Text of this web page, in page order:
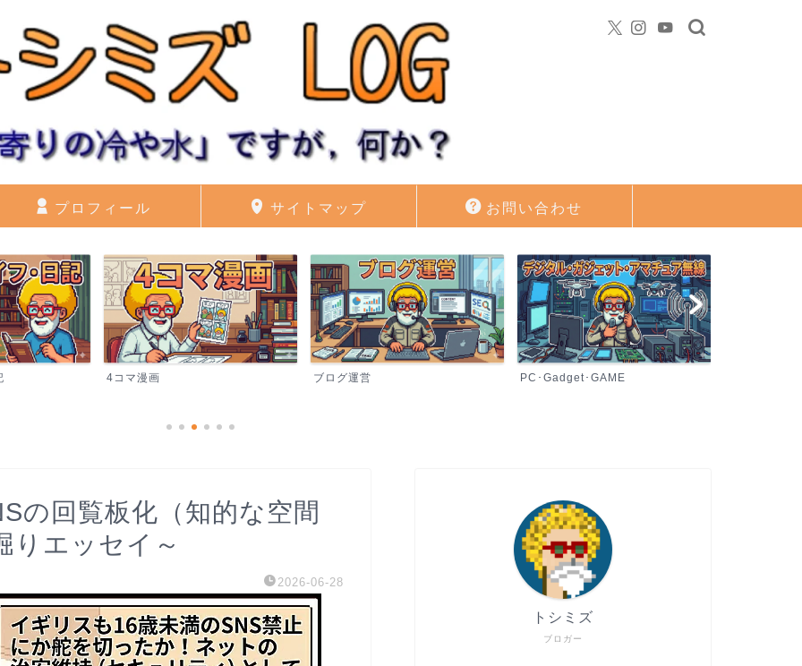
プロフィール サイトマップ お問い合わせ
4コマ漫画 ブログ運営 PC･Gadget･GAME
の回覧板化（知的な空間
エッセイ～
2026-06-28
ブロガー
トシミズ